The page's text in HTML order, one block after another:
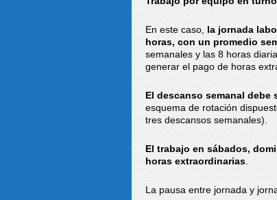
En este caso, la jornada
horas, con un promedio
semanales y las 8 horas
generar el pago de horas
El descanso semanal debe
esquema de rotación
tres descansos semanales).
El trabajo en sábados,
horas extraordinarias
La pausa entre jornada y